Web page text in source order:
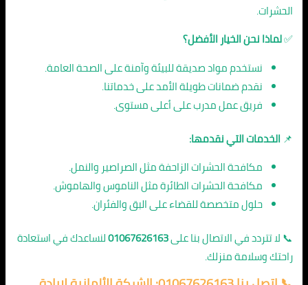
الحشرات.
✅لماذا نحن الخيار الأفضل؟
نستخدم مواد صديقة للبيئة وآمنة على الصحة العامة.
نقدم ضمانات طويلة الأمد على خدماتنا.
فريق عمل مدرب على أعلى مستوى.
📌 الخدمات التي نقدمها:
مكافحة الحشرات الزاحفة مثل الصراصير والنمل.
مكافحة الحشرات الطائرة مثل الناموس والهاموش.
حلول متخصصة للقضاء على البق والفئران.
📞 لا تتردد في الاتصال بنا على01067626163لنساعدك في استعادة
راحتك وسلامة منزلك.